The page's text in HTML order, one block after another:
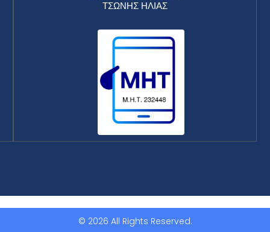
ΤΣΩΝΗΣ ΗΛΙΑΣ
© 2026 All Rights Reserved.